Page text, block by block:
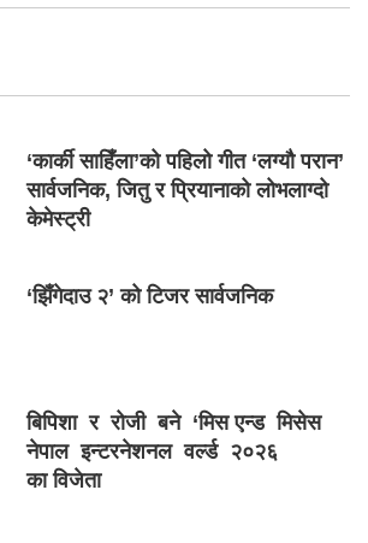
‘कार्की साहिँला’को पहिलो गीत ‘लग्यौ परान’
सार्वजनिक, जितु र प्रियानाको लोभलाग्दो
केमेस्ट्री
‘झिँगेदाउ २’ को टिजर सार्वजनिक
बिपिशा र रोजी बने ‘मिस एन्ड मिसेस
नेपाल इन्टरनेशनल वर्ल्ड २०२६
का विजेता